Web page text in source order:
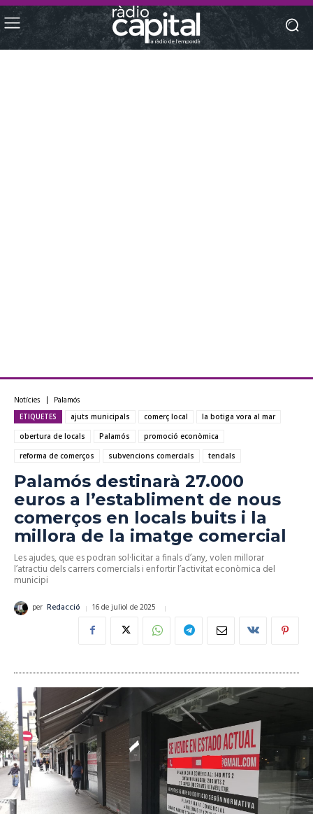
Notícies Palamós
ETIQUETES ajuts municipals comerç local
la botiga vora al mar
obertura de locals
Palamós
promoció econòmica
reforma de comerços
subvencions comercials tendals
Palamós destinarà 27.000
euros a l’establiment de nous
comerços en locals buits i la
millora de la imatge comercial
Les ajudes, que es podran sol·licitar a finals d’any, volen millorar
l’atractiu dels carrers comercials i enfortir l’activitat econòmica del
municipi
per Redacció 16 de juliol de 2025